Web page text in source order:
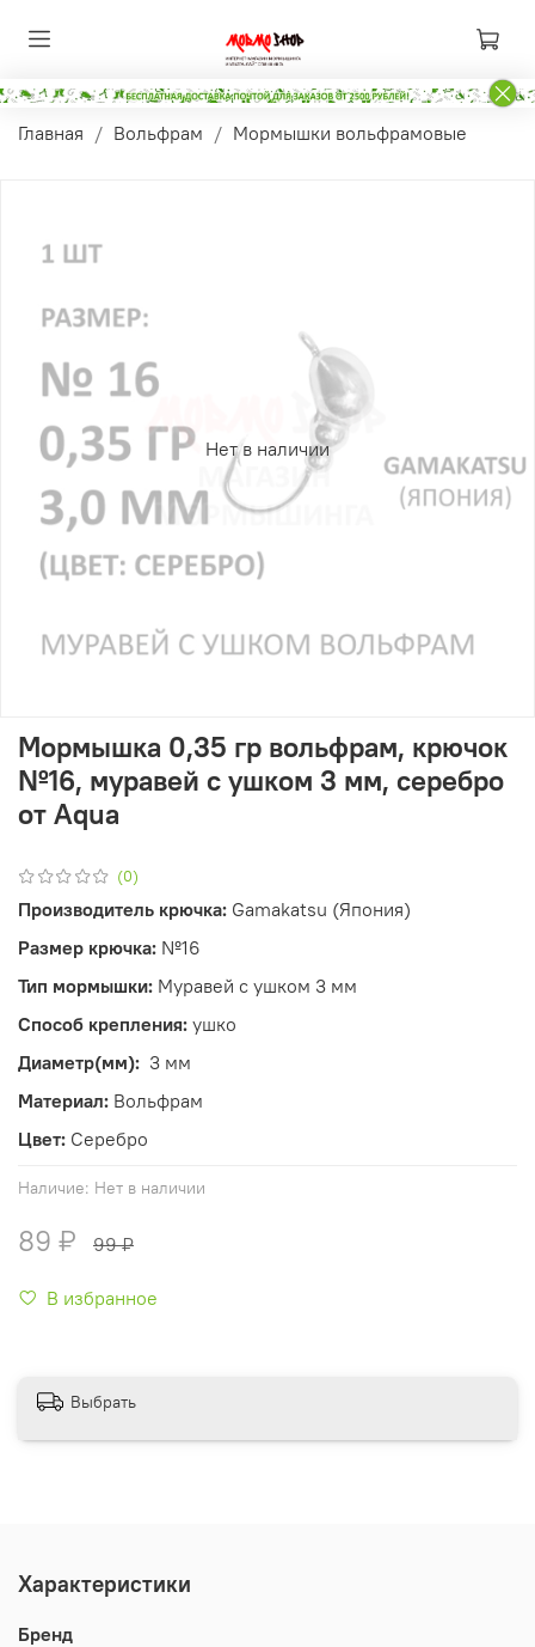
Главная Вольфрам Мормышки вольфрамовые
Нет в наличии
(0)
Наличие: Нет в наличии
Мормышка 0,35 гр вольфрам, крючок
№16, муравей с ушком 3 мм, серебро
от Aqua
89 ₽ 99 ₽
В избранное
Производитель крючка: Gamakatsu (Япония)
Размер крючка: №16
Тип мормышки: Муравей с ушком 3 мм
Способ крепления: ушко
Диаметр(мм): 3 мм
Материал: Вольфрам
Цвет: Серебро
Выбрать
Характеристики
Бренд